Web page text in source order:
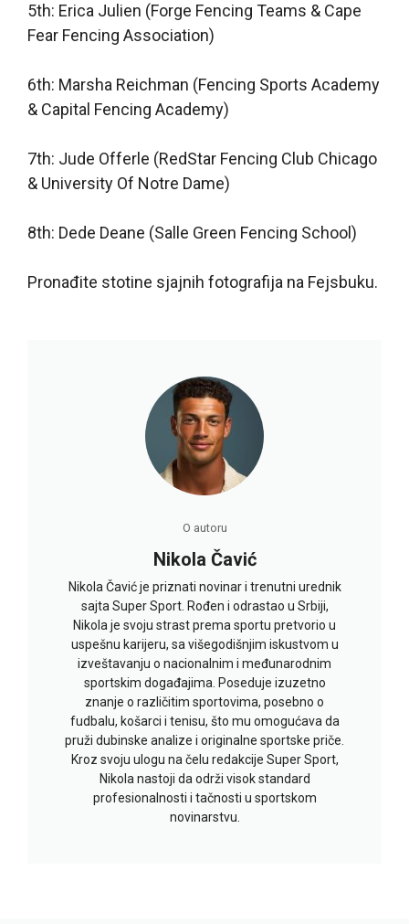
5th: Erica Julien (Forge Fencing Teams & Cape
Fear Fencing Association)
6th: Marsha Reichman (Fencing Sports Academy
& Capital Fencing Academy)
7th: Jude Offerle (RedStar Fencing Club Chicago
& University Of Notre Dame)
8th: Dede Deane (Salle Green Fencing School)
Pronađite stotine sjajnih fotografija na Fejsbuku.
O autoru
Nikola Čavić
Nikola Čavić je priznati novinar i trenutni urednik
sajta Super Sport. Rođen i odrastao u Srbiji,
Nikola je svoju strast prema sportu pretvorio u
uspešnu karijeru, sa višegodišnjim iskustvom u
izveštavanju o nacionalnim i međunarodnim
sportskim događajima. Poseduje izuzetno
znanje o različitim sportovima, posebno o
fudbalu, košarci i tenisu, što mu omogućava da
pruži dubinske analize i originalne sportske priče.
Kroz svoju ulogu na čelu redakcije Super Sport,
Nikola nastoji da održi visok standard
profesionalnosti i tačnosti u sportskom
novinarstvu.